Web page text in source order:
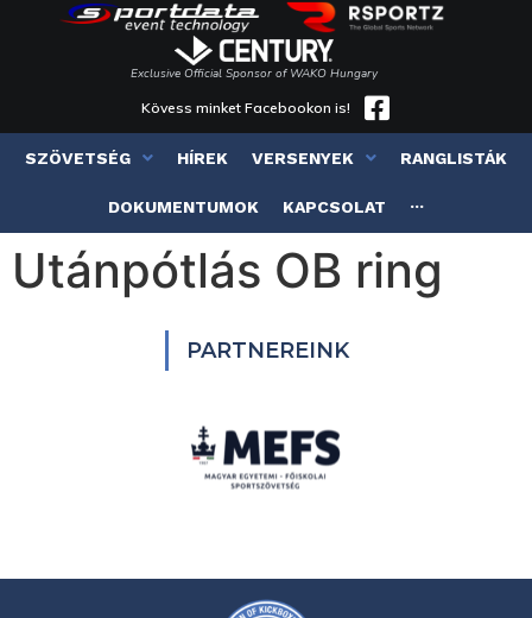
Exclusive Official Sponsor of WAKO Hungary
Kövess minket Facebookon is!
SZÖVETSÉG HÍREK VERSENYEK RANGLISTÁK
DOKUMENTUMOK KAPCSOLAT ···
Utánpótlás OB ring
PARTNEREINK